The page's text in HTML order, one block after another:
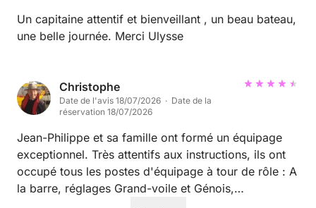
Un capitaine attentif et bienveillant , un beau bateau,
une belle journée. Merci Ulysse
Christophe
Date de l'avis 18/07/2026 · Date de la
réservation 18/07/2026
Jean-Philippe et sa famille ont formé un équipage
exceptionnel. Très attentifs aux instructions, ils ont
occupé tous les postes d'équipage à tour de rôle : A
la barre, réglages Grand-voile et Génois,